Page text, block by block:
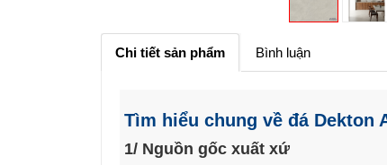
Chi tiết sản phẩm Bình luận
Tìm hiểu chung về đá Dekton
1/ Nguồn gốc xuất xứ